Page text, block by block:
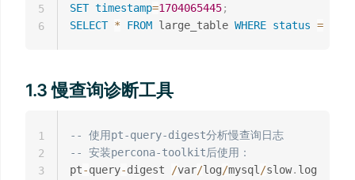
SET timestamp=1704065445;
SELECT * FROM large_table WHERE status =
5
6
1.3 慢查询诊断工具
-- 使用pt-query-digest分析慢查询日志
-- 安装percona-toolkit后使用：
pt-query-digest /var/log/mysql /slow. log
1
2
3